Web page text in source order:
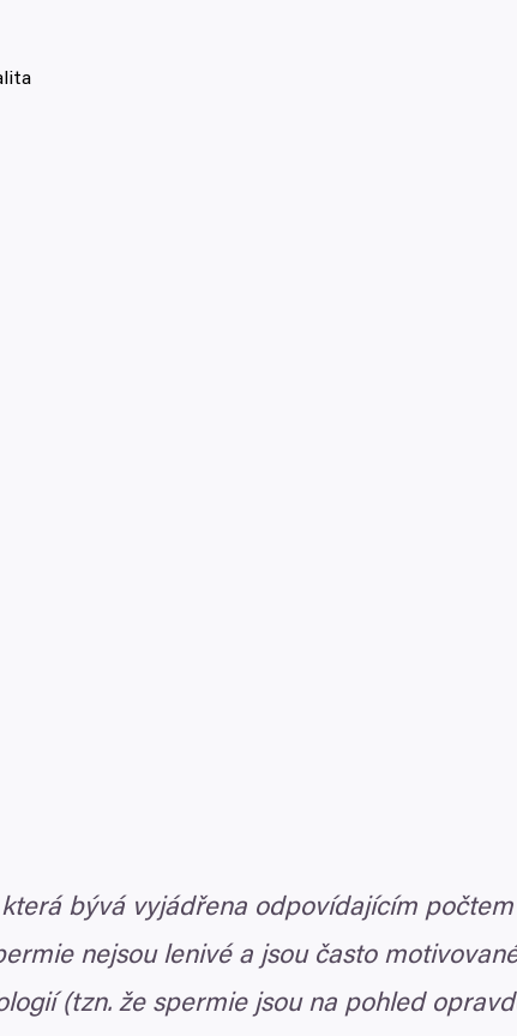
bývá vyjádřena odpovídajícím
nejsou lenivé a jsou často
(tzn. že spermie jsou na pohled